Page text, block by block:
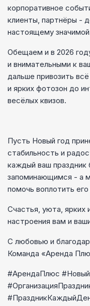
корпоративное
клиенты, партнёры -
настоящему
Обещаем и в 2026
и внимательными к
дальше привозить
и ярких фотозон до
весёлых квизов.
Пусть Новый год
стабильность и
каждый ваш праздник
запоминающимся - а
помочь воплотить
Счастья, уюта, ярких
настроения вам и
С любовью и
Команда «Аренда
#АрендаПлюс